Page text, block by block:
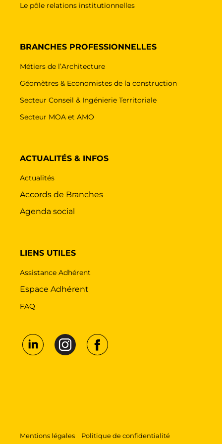
Le pôle relations institutionnelles
BRANCHES PROFESSIONNELLES
Métiers de l’Architecture
Géomètres & Economistes de la construction
Secteur Conseil & Ingénierie Territoriale
Secteur MOA et AMO
ACTUALITÉS & INFOS
Actualités
Accords de Branches
Agenda social
LIENS UTILES
Assistance Adhérent
Espace Adhérent
FAQ
Mentions légales
Politique de confidentialité